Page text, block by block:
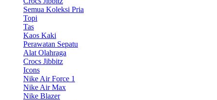
Semua Koleksi Pria
Topi
Tas
Kaos Kaki
Perawatan Sepatu
Alat Olahraga
Crocs Jibbitz
Icons
Nike Air Force 1
Nike Air Max
Nike Blazer